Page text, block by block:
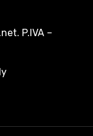
P.IVA –